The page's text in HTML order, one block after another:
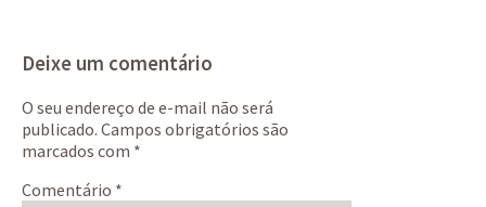
Deixe um comentário
O seu endereço de e-mail não será
publicado. Campos obrigatórios são
marcados com *
Comentário *